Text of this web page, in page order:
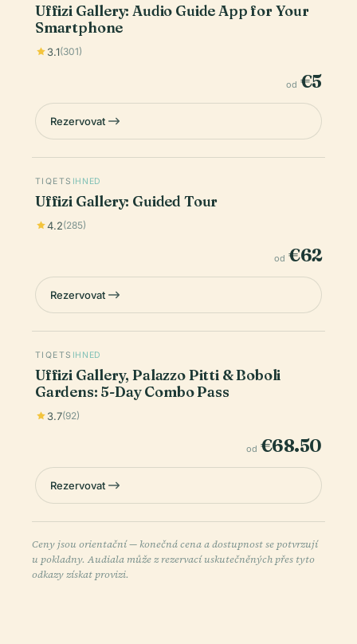
Uffizi Gallery: Audio Guide App for Your
Smartphone
3.1(301)
od €5
Rezervovat
TIQETS IHNED
Uffizi Gallery: Guided Tour
4.2(285)
od €62
Rezervovat
TIQETS IHNED
Uffizi Gallery, Palazzo Pitti & Boboli
Gardens: 5-Day Combo Pass
3.7(92)
od €68.50
Rezervovat
Ceny jsou orientační — konečná cena a dostupnost se potvrzují
u pokladny. Audiala může z rezervací uskutečněných přes tyto
odkazy získat provizi.